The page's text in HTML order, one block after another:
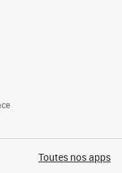
Toutes nos apps